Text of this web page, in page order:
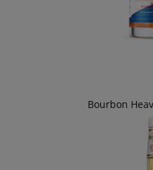
Bourbon